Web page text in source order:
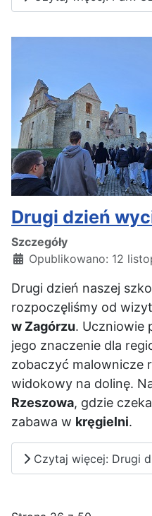
Drugi dzień
Szczegóły
Opublikowano: 12
Drugi dzień naszej
rozpoczęliśmy od
w Zagórzu. Uczniowie
jego znaczenie dla
zobaczyć malownicze
widokowy na dolinę.
Rzeszowa, gdzie
zabawa w kręgielni.
Czytaj więcej: Drugi